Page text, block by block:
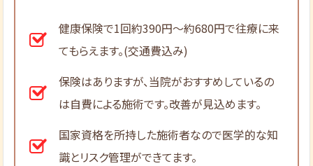
健康保険で1回約390円～約680円で往療に来
てもらえます。(交通費込み)
保険はありますが、当院がおすすめしているの
は自費による施術です。改善が見込めます。
国家資格を所持した施術者なので医学的な知
識とリスク管理ができてます。